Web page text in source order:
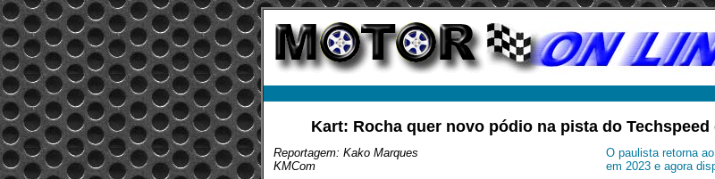
Kart: Rocha quer novo pódio na pista do
Reportagem: Kako Marques
KMCom
O paulista retorna
em 2023 e agora